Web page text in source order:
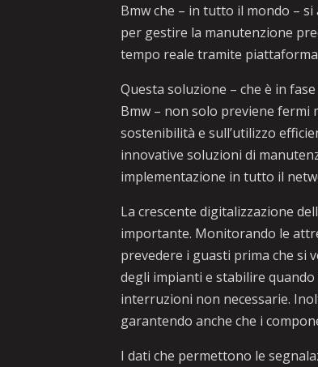
Bmw che – in tutto il mondo –
per gestire la manutenzione
tempo reale tramite piattaforma
Questa soluzione – che è in
Bmw – non solo previene fermi
sostenibilità e sull’utilizzo
innovative soluzioni di
implementazione in tutto il
La crescente digitalizzazione
importante. Monitorando le
prevedere i guasti prima che si
degli impianti e stabilire
interruzioni non necessarie.
garantendo anche che i
I dati che permettono le